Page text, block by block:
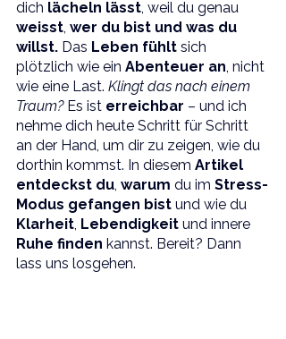
dich lächeln lässt, weil du genau
weisst, wer du bist und was du
willst. Das Leben fühlt sich
plötzlich wie ein Abenteuer an, nicht
wie eine Last. Klingt das nach einem
Traum? Es ist erreichbar – und ich
nehme dich heute Schritt für Schritt
an der Hand, um dir zu zeigen, wie du
dorthin kommst. In diesem Artikel
entdeckst du, warum du im Stress-
Modus gefangen bist und wie du
Klarheit, Lebendigkeit und innere
Ruhe finden kannst. Bereit? Dann
lass uns losgehen.